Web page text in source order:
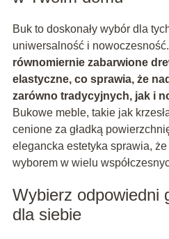
Buk to doskonały wybór dla
uniwersalność i
równomiernie zabarwione
elastyczne, co sprawia, że
zarówno tradycyjnych, jak i
Bukowe meble, takie jak
cenione za gładką
elegancka estetyka sprawia,
wyborem w wielu
Wybierz odpowiedni
dla siebie